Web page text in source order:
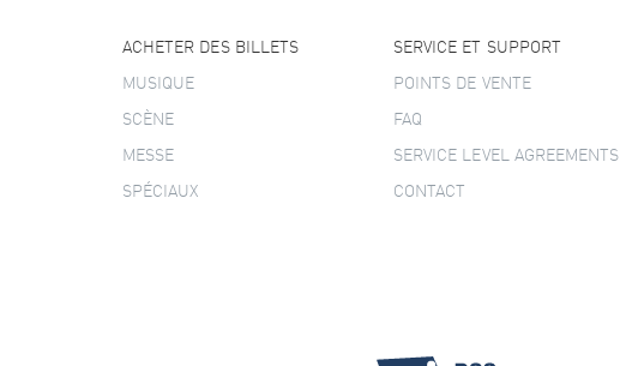
ACHETER DES BILLETS
MUSIQUE
SCÈNE
MESSE
SPÉCIAUX
SERVICE ET SUPPORT
POINTS DE VENTE
FAQ
SERVICE LEVEL AGREEMENTS
CONTACT